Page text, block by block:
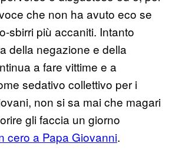
che non ha avuto eco se
sbirri più accaniti. Intanto
della negazione e della
a fare vittime e a
sedativo collettivo per i
non si sa mai che magari
gli faccia un giorno
cero a Papa Giovanni.